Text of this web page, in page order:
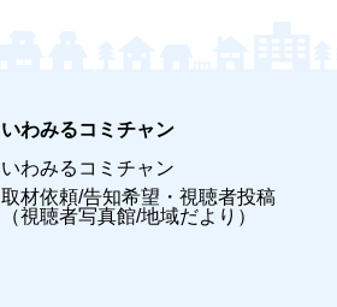
いわみるコミチャン
いわみるコミチャン
取材依頼/告知希望・視聴者投稿
（視聴者写真館/地域だより）